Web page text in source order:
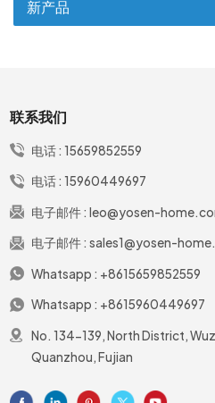
新产品
联系我们
电话 : 15659852559
电话 : 15960449697
电子邮件 : leo@yosen-
电子邮件 : sales1@yosen-
Whatsapp : +8615659852559
Whatsapp : +8615960449697
No. 134-139, North District,
Quanzhou, Fujian